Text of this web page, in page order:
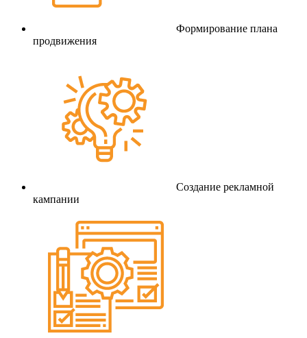
Формирование плана
продвижения
Создание рекламной
кампании